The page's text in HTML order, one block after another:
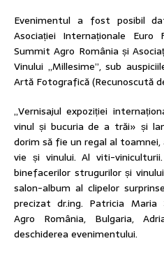
Evenimentul a fost posibil
Asociației Internaționale
Summit Agro România și
Vinului „Millesime”, sub
Artă Fotografică (Recunoscută
„Vernisajul expoziției
vinul și bucuria de a trăi» și
dorim să fie un regal al
vie și vinului. Al viti-
binefacerilor strugurilor și
salon-album al clipelor
precizat dr.ing. Patricia
Agro România, Bulgaria,
deschiderea evenimentului.